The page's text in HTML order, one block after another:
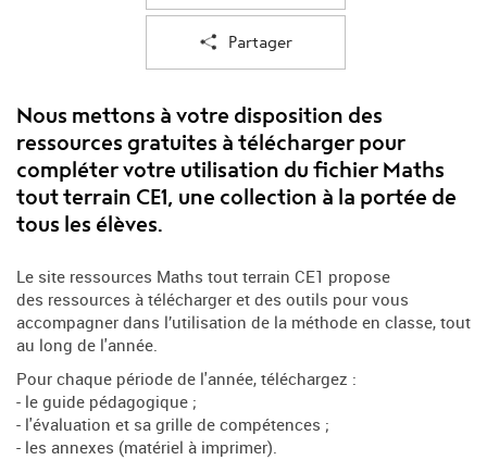
Partager
Nous mettons à votre disposition des
ressources gratuites à télécharger pour
compléter votre utilisation du fichier Maths
tout terrain CE1, une collection à la portée de
tous les élèves.
Le site ressources Maths tout terrain CE1 propose
des ressources à télécharger et des outils pour vous
accompagner dans l’utilisation de la méthode en classe, tout
au long de l'année.
Pour chaque période de l'année, téléchargez :
- le guide pédagogique ;
- l'évaluation et sa grille de compétences ;
- les annexes (matériel à imprimer).